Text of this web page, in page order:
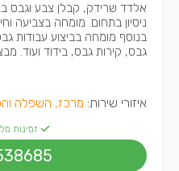
ניסיון בתחום. מומחה בצביעה
בנוסף מומחה בביצוע עבודות
גבס, קירות גבס, בידוד ועוד.
איזורי שירות: מרכז, השפלה
זמינות